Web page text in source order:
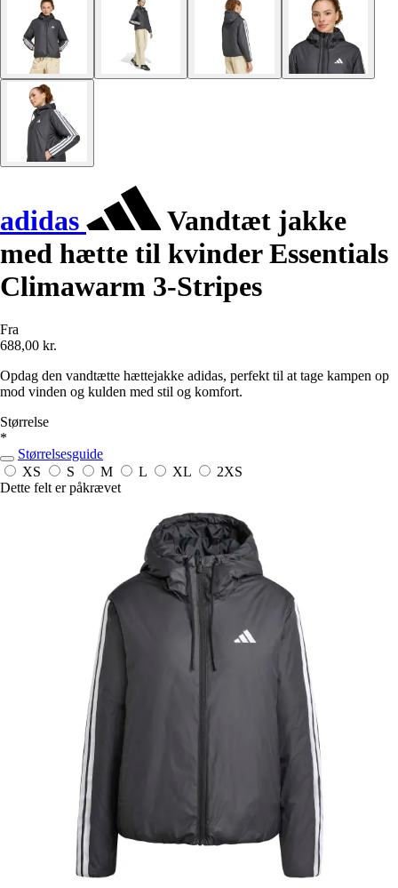
adidas
Vandtæt jakke
med hætte til kvinder Essentials
Climawarm 3-Stripes
Fra
688,00 kr.
Opdag den vandtætte hættejakke adidas, perfekt til at tage kampen op
mod vinden og kulden med stil og komfort.
Størrelse
*
Størrelsesguide
XS
S M L XL
2XS
Dette felt er påkrævet